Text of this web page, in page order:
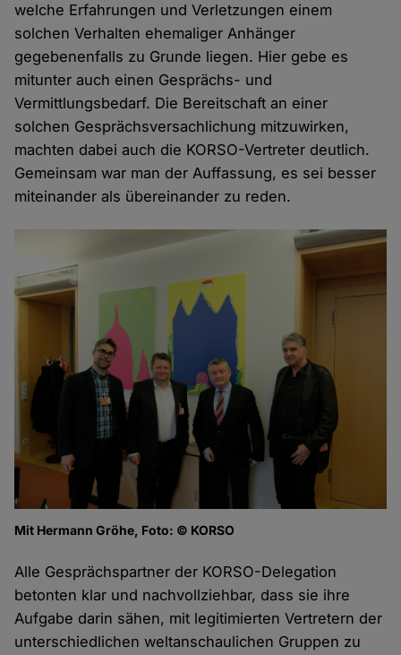
welche Erfahrungen und Verletzungen einem
solchen Verhalten ehemaliger Anhänger
gegebenenfalls zu Grunde liegen. Hier gebe es
mitunter auch einen Gesprächs- und
Vermittlungsbedarf. Die Bereitschaft an einer
solchen Gesprächsversachlichung mitzuwirken,
machten dabei auch die KORSO-Vertreter deutlich.
Gemeinsam war man der Auffassung, es sei besser
miteinander als übereinander zu reden.
Mit Hermann Gröhe, Foto: © KORSO
Alle Gesprächspartner der KORSO-Delegation
betonten klar und nachvollziehbar, dass sie ihre
Aufgabe darin sähen, mit legitimierten Vertretern der
unterschiedlichen weltanschaulichen Gruppen zu